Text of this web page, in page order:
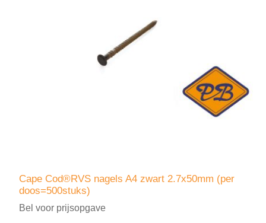
Cape Cod®RVS nagels A4 zwart 2.7x50mm (per
doos=500stuks)
Bel voor prijsopgave